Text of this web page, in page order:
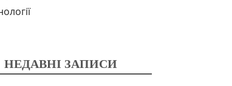
НЕДАВНІ ЗАПИСИ